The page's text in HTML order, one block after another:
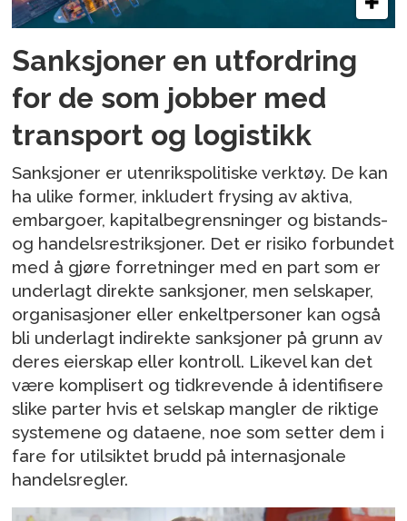
Sanksjoner en utfordring
for de som jobber med
transport og logistikk
Sanksjoner er utenrikspolitiske verktøy. De kan
ha ulike former, inkludert frysing av aktiva,
embargoer, kapitalbegrensninger og bistands-
og handelsrestriksjoner. Det er risiko forbundet
med å gjøre forretninger med en part som er
underlagt direkte sanksjoner, men selskaper,
organisasjoner eller enkeltpersoner kan også
bli underlagt indirekte sanksjoner på grunn av
deres eierskap eller kontroll. Likevel kan det
være komplisert og tidkrevende å identifisere
slike parter hvis et selskap mangler de riktige
systemene og dataene, noe som setter dem i
fare for utilsiktet brudd på internasjonale
handelsregler.